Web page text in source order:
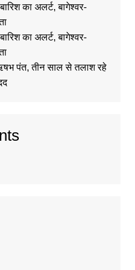
का अलर्ट, बागेश्वर-
का अलर्ट, बागेश्वर-
पंत, तीन साल से तलाश रहे